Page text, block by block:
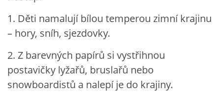
CO BY MĚLO DÍTĚ ZVLÁDNOUT PŘED VSTUPEM DO ZŠ
SPORTÍK - DĚTI V POHYBU
STOP ŠIKANĚ ANEB ŠIKANA BOLÍ
1. Děti namalují bílou temperou zimní krajinu
– hory, sníh, sjezdovky.
2. Z barevných papírů si vystřihnou
postavičky lyžařů, bruslařů nebo
snowboardistů a nalepí je do krajiny.